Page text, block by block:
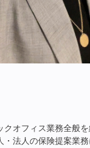
クオフィス業務全般
・法人の保険提案業